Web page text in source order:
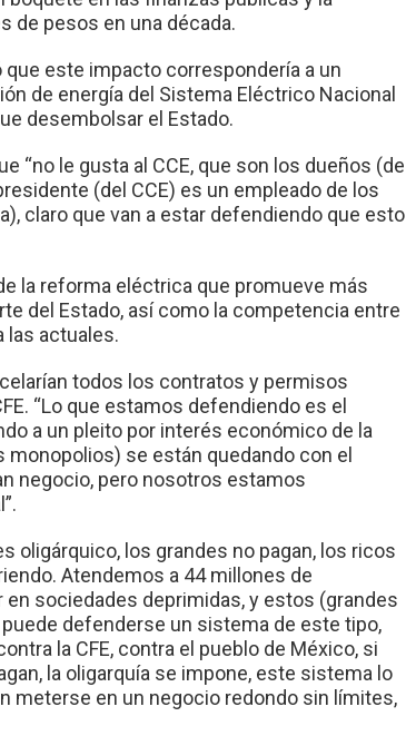
de pesos en una década.
este impacto correspondería a un
de energía del Sistema Eléctrico Nacional
desembolsar el Estado.
“no le gusta al CCE, que son los dueños (de
(del CCE) es un empleado de los
claro que van a estar defendiendo que esto
la reforma eléctrica que promueve más
del Estado, así como la competencia entre
las actuales.
todos los contratos y permisos
“Lo que estamos defendiendo es el
a un pleito por interés económico de la
monopolios) se están quedando con el
negocio, pero nosotros estamos
oligárquico, los grandes no pagan, los ricos
Atendemos a 44 millones de
sociedades deprimidas, y estos (grandes
defenderse un sistema de este tipo,
la CFE, contra el pueblo de México, si
la oligarquía se impone, este sistema lo
meterse en un negocio redondo sin límites,